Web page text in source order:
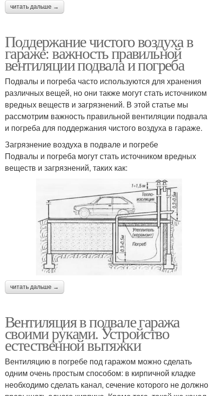
читать дальше →
Поддержание чистого воздуха в
гараже: важность правильной
вентиляции подвала и погреба
Подвалы и погреба часто используются для хранения
различных вещей, но они также могут стать источником
вредных веществ и загрязнений. В этой статье мы
рассмотрим важность правильной вентиляции подвала
и погреба для поддержания чистого воздуха в гараже.
Загрязнение воздуха в подвале и погребе
Подвалы и погреба могут стать источником вредных
веществ и загрязнений, таких как:
читать дальше →
Вентиляция в подвале гаража
своими руками. Устройство
естественной вытяжки
Вентиляцию в погребе под гаражом можно сделать
одним очень простым способом: в кирпичной кладке
необходимо сделать канал, сечение которого не должно